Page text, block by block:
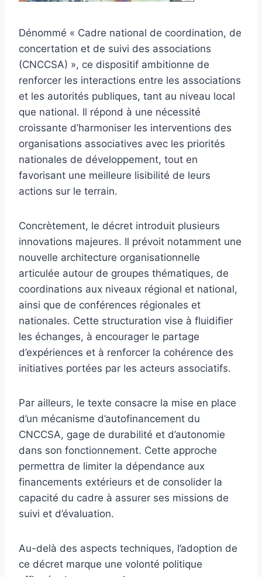
Dénommé « Cadre national de coordination, de
concertation et de suivi des associations
(CNCCSA) », ce dispositif ambitionne de
renforcer les interactions entre les associations
et les autorités publiques, tant au niveau local
que national. Il répond à une nécessité
croissante d’harmoniser les interventions des
organisations associatives avec les priorités
nationales de développement, tout en
favorisant une meilleure lisibilité de leurs
actions sur le terrain.
Concrètement, le décret introduit plusieurs
innovations majeures. Il prévoit notamment une
nouvelle architecture organisationnelle
articulée autour de groupes thématiques, de
coordinations aux niveaux régional et national,
ainsi que de conférences régionales et
nationales. Cette structuration vise à fluidifier
les échanges, à encourager le partage
d’expériences et à renforcer la cohérence des
initiatives portées par les acteurs associatifs.
Par ailleurs, le texte consacre la mise en place
d’un mécanisme d’autofinancement du
CNCCSA, gage de durabilité et d’autonomie
dans son fonctionnement. Cette approche
permettra de limiter la dépendance aux
financements extérieurs et de consolider la
capacité du cadre à assurer ses missions de
suivi et d’évaluation.
Au-delà des aspects techniques, l’adoption de
ce décret marque une volonté politique